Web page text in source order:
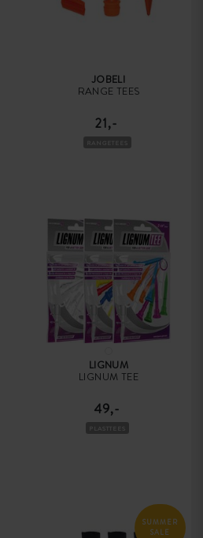
JOBELI
RANGE TEES
21,-
RANGETEES
LIGNUM
LIGNUM TEE
49,-
PLASTTEES
SUMMER
SALE